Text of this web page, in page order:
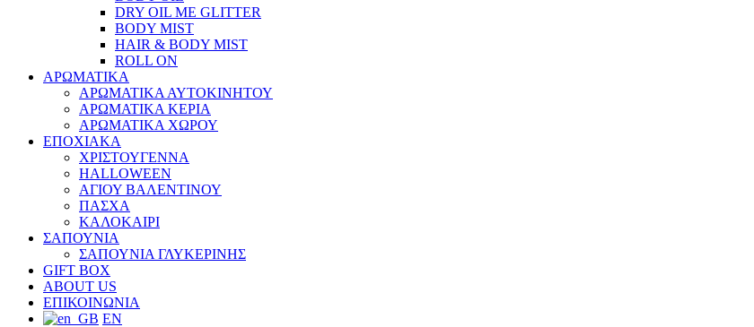
DRY OIL ΜΕ GLITTER
BODY MIST
HAIR & BODY MIST
ROLL ON
ΑΡΩΜΑΤΙΚΑ
ΑΡΩΜΑΤΙΚΑ ΑΥΤΟΚΙΝΗΤΟΥ
ΑΡΩΜΑΤΙΚΑ ΚΕΡΙΑ
ΑΡΩΜΑΤΙΚΑ ΧΩΡΟΥ
ΕΠΟΧΙΑΚΑ
ΧΡΙΣΤΟΥΓΕΝΝΑ
HALLOWEEN
ΑΓΙΟΥ ΒΑΛΕΝΤΙΝΟΥ
ΠΑΣΧΑ
ΚΑΛΟΚΑΙΡΙ
ΣΑΠΟΥΝΙΑ
ΣΑΠΟΥΝΙΑ ΓΛΥΚΕΡΙΝΗΣ
GIFT BOX
ABOUT US
ΕΠΙΚΟΙΝΩΝΙΑ
EN